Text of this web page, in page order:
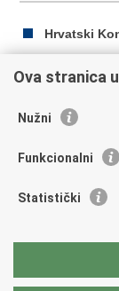
Hrvatski
Ispiši
Podijeli
Facebooku
Republika
Trg N.Š.
fax: +385 (0)1
Ova stranica
Nužni
Funkcionalni
Statistički